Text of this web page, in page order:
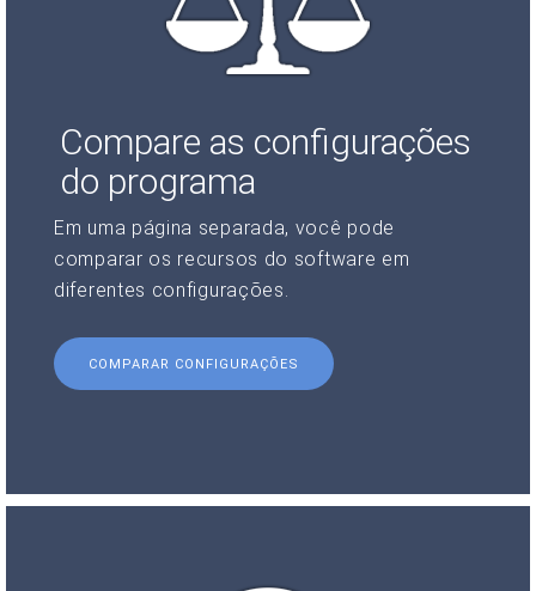
Compare as configurações
do programa
Em uma página separada, você pode
comparar os recursos do software em
diferentes configurações.
COMPARAR CONFIGURAÇÕES